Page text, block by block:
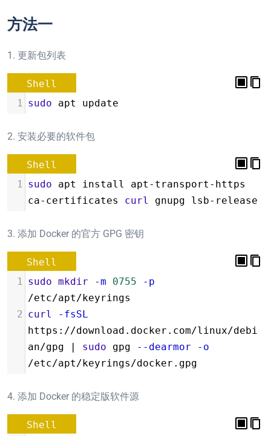
方法一
1. 更新包列表
Shell
1
sudo apt update
2. 安装必要的软件包
Shell
1
sudo apt install apt-transport-https
ca-certificates curl gnupg lsb-release
3. 添加 Docker 的官方 GPG 密钥
Shell
1
sudo mkdir -m 0755
-p
/etc/apt/keyrings
2 curl
-fsSL
https://download.docker.com/linux/debi
an/gpg | sudo gpg --dearmor
-o
/etc/apt/keyrings/docker.gpg
4. 添加 Docker 的稳定版软件源
Shell